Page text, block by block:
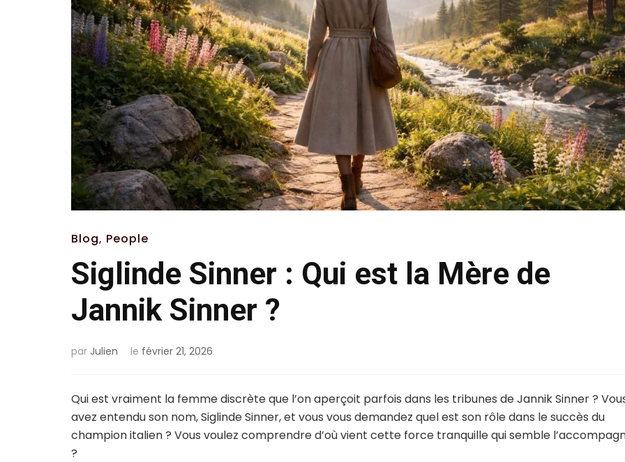
Blog, People
Siglinde Sinner : Qui est la Mère de
Jannik Sinner ?
par Julien le février 21, 2026
Qui est vraiment la femme discrète que l’on aperçoit parfois dans les tribunes de Jannik Sinner ?
avez entendu son nom, Siglinde Sinner, et vous vous demandez quel est son rôle dans le succès du
champion italien ? Vous voulez comprendre d’où vient cette force tranquille qui semble
?